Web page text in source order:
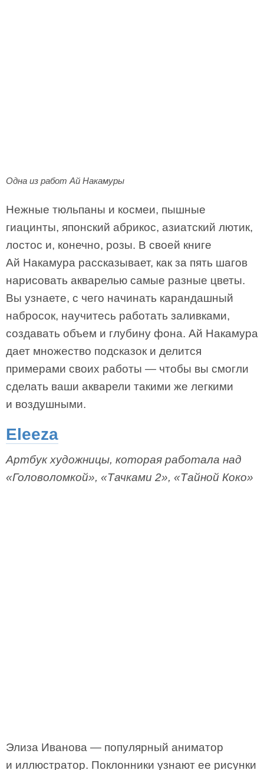
Одна из работ Ай Накамуры
Нежные тюльпаны и космеи, пышные
гиацинты, японский абрикос, азиатский лютик,
лостос и, конечно, розы. В своей книге
Ай Накамура рассказывает, как за пять шагов
нарисовать акварелью самые разные цветы.
Вы узнаете, с чего начинать карандашный
набросок, научитесь работать заливками,
создавать объем и глубину фона. Ай Накамура
дает множество подсказок и делится
примерами своих работы — чтобы вы смогли
сделать ваши акварели такими же легкими
и воздушными.
Eleeza
Артбук художницы, которая работала над
«Головоломкой», «Тачками 2», «Тайной Коко»
Элиза Иванова — популярный аниматор
и иллюстратор. Поклонники узнают ее рисунки